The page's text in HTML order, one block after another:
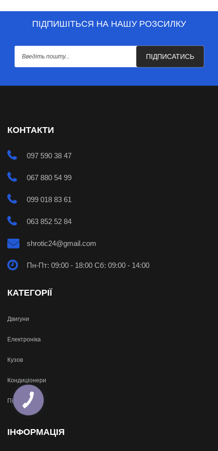
ПІДПИШІТЬСЯ НА НАШУ РОЗСИЛКУ
ПІДПИСАТИСЬ
КОНТАКТИ
097 590 38 47
067 880 54 99
099 018 83 61
063 852 52 84
shrotic24@gmail.com
Пн-Пт: 09:00 - 18:00 Сб: 09:00 - 14:00
КАТЕГОРІЇ
Двигуни
Електроніка
Кузов
Кондиціонери
Підвіска
ІНФОРМАЦІЯ